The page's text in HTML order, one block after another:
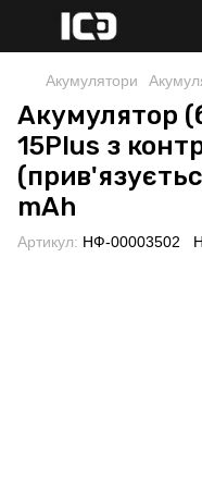
Акумулятори
Акумулятор
15Plus з
mAh
Артикул: НФ-00003502